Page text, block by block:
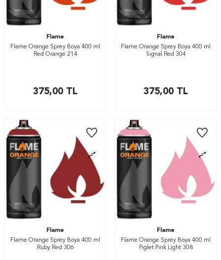
Flame
Flame Orange Sprey Boya 400 ml
Red Orange 214
375,00 TL
Flame
Flame Orange Sprey Boya 400 ml
Signal Red 304
375,00 TL
Flame
Flame Orange Sprey Boya 400 ml
Ruby Red 306
Flame
Flame Orange Sprey Boya 400 ml
Piglet Pink Light 308